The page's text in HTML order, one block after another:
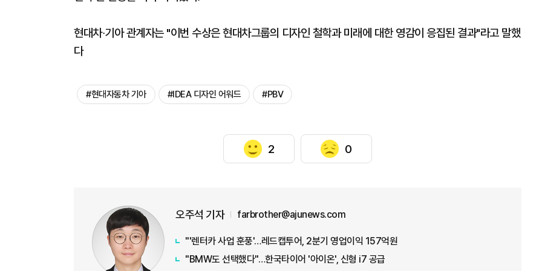
현대차∙기아 관계자는 "이번 수상은 현대차그룹의 디자인 철학과 미래에 대한 영감이 응집된 결과"라고 말했
다
#현대자동차 기아 #IDEA 디자인 어워드 #PBV
2 0
오주석 기자 farbrother@ajunews.com
"'렌터카 사업 훈풍'…레드캡투어, 2분기 영업이익 157억원
"BMW도 선택했다"…한국타이어 '아이온', 신형 i7 공급